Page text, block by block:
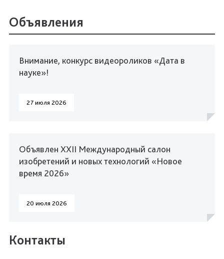
Объявления
Внимание, конкурс видеороликов «Дата в
науке»!
27 июля 2026
Объявлен XXII Международный салон
изобретений и новых технологий «Новое
время 2026»
20 июля 2026
Контакты